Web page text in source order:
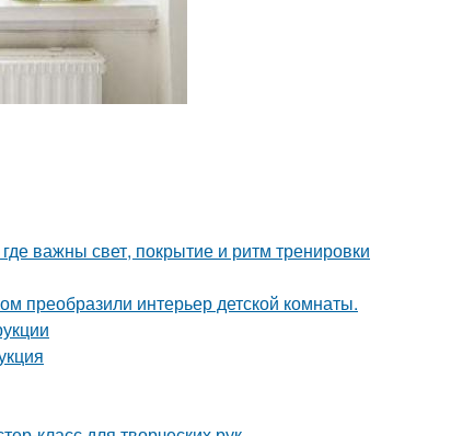
важны свет, покрытие и ритм тренировки
преобразили интерьер детской комнаты.